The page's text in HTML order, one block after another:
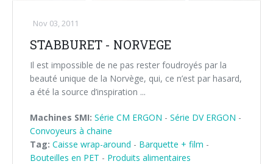
Nov 03, 2011
STABBURET - NORVEGE
Il est impossible de ne pas rester foudroyés par la
beauté unique de la Norvège, qui, ce n’est par hasard,
a été la source d’inspiration ...
Machines SMI: Série CM ERGON - Série DV ERGON -
Convoyeurs à chaine
Tag: Caisse wrap-around - Barquette + film -
Bouteilles en PET - Produits alimentaires